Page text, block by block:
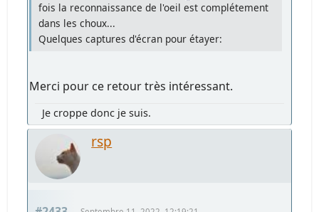
fois la reconnaissance de l'oeil est complétement
dans les choux...
Quelques captures d'écran pour étayer:
Merci pour ce retour très intéressant.
Je croppe donc je suis.
rsp